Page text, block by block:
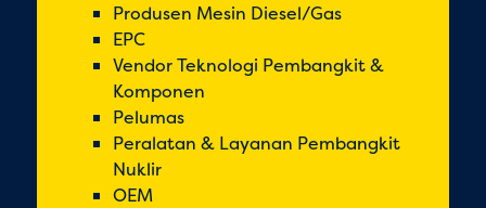
Produsen Mesin Diesel/Gas
EPC
Vendor Teknologi Pembangkit &
Komponen
Pelumas
Peralatan & Layanan Pembangkit
Nuklir
OEM